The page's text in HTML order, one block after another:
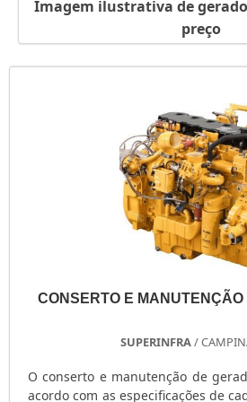
GERADOR PORTÁTIL A GASOLINA
GERADOR PARA RESIDÊNCIA
GERADOR PARA RESIDÊNCIA PREÇO
GERADOR PARA LOCAÇÃO SÃO PAULO
GERADOR PARA AR CONDICIONADO
GERADOR ELÉTRICO DIESEL USADO
GERADOR DIESEL TRIFÁSICO
GERADOR DIESEL RESIDENCIAL
GERADOR DIESEL PORTÁTIL
Imagem ilustrativa de
preço
CONSERTO E
SUPERINFRA/
O conserto e manutenção de
acordo com as especificações de